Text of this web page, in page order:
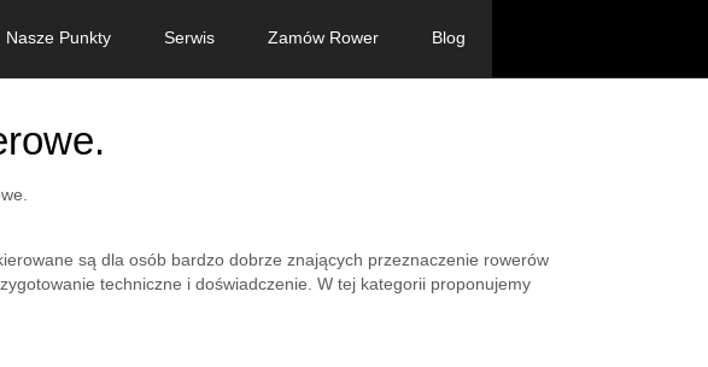
Nasze Punkty Serwis Zamów Rower Blog
są dla osób bardzo dobrze znających przeznaczenie rowerów
techniczne i doświadczenie. W tej kategorii proponujemy